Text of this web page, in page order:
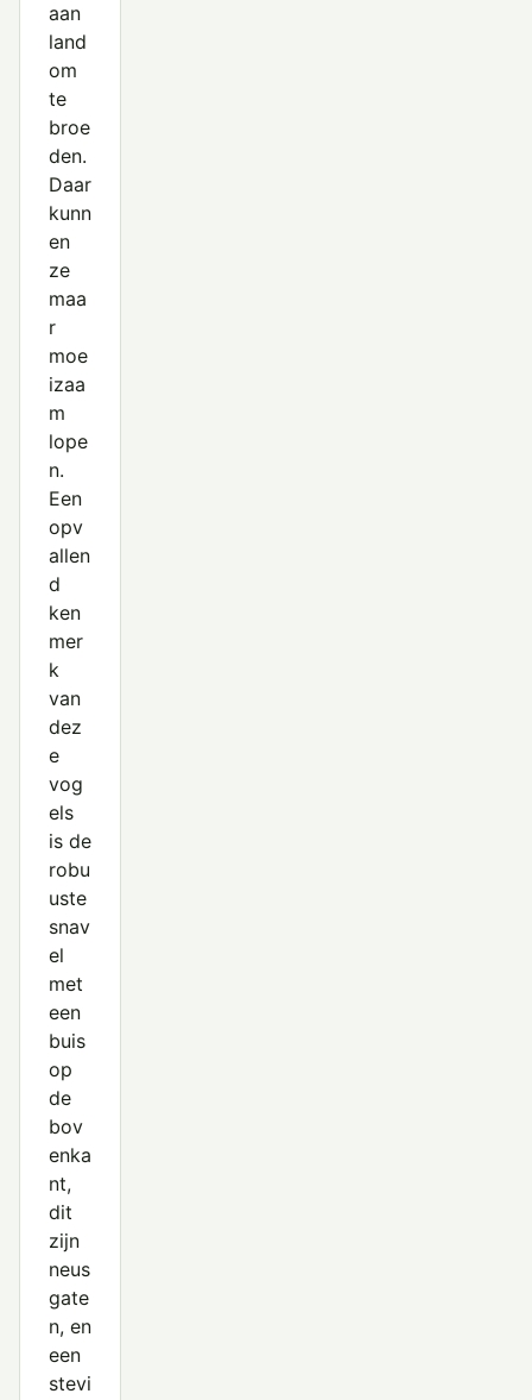
aan
land
om
te
broe
den.
Daar
kunn
en
ze
maa
r
moe
izaa
m
lope
n.
Een
opv
allen
d
ken
mer
k
van
dez
e
vog
els
is de
robu
uste
snav
el
met
een
buis
op
de
bov
enka
nt,
dit
zijn
neus
gate
n, en
een
stevi